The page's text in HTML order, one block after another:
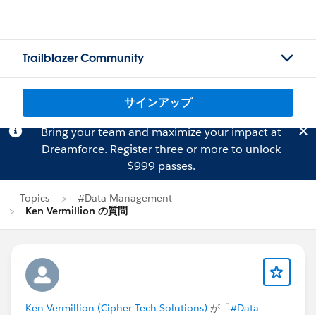
Trailblazer Community
サインアップ
Bring your team and maximize your impact at
Dreamforce. Registerthree or more to unlock
$999 passes.
Topics
#Data Management
Ken Vermillion の質問
Ken Vermillion (Cipher Tech Solutions) が「#Data